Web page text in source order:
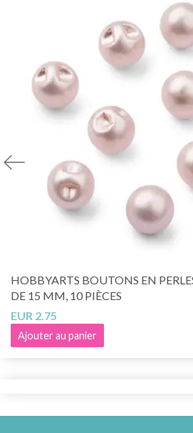
HOBBYARTS BOUTONS EN
DE 15 MM, 10 PIÈCES
EUR 2.75
Ajouter au panier